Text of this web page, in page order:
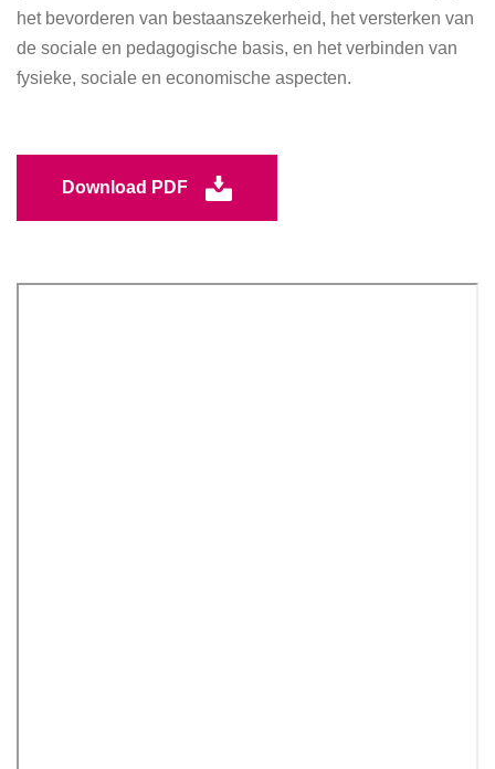
het bevorderen van bestaanszekerheid, het versterken van
de sociale en pedagogische basis, en het verbinden van
fysieke, sociale en economische aspecten.
Download PDF